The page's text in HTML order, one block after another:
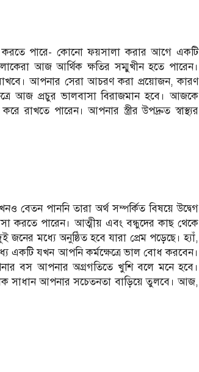
করতে পারে- কোনো ফয়সালা করার আগে একটি
আজ আর্থিক ক্ষতির সম্মুখীন হতে পারেন।
রাখবে। আপনার সেরা আচরণ করা প্রয়োজন, কারণ
আজ প্রচুর ভালবাসা বিরাজমান হবে। আজকে
পারেন। আপনার স্ত্রীর উপদ্রুত স্বাস্থ্যর
বেতন পাননি তারা অর্থ সম্পর্কিত বিষয়ে উদ্বেগ
করতে পারেন। আত্মীয় এবং বন্ধুদের কাছ থেকে
জনের মধ্যে অনুষ্ঠিত হবে যারা প্রেম পড়েছে। হ্যাঁ,
একটি যখন আপনি কর্মক্ষেত্রে ভাল বোধ করবেন।
বস আপনার অগ্রগতিতে খুশি বলে মনে হবে।
সাধান আপনার সচেতনতা বাড়িয়ে তুলবে। আজ,